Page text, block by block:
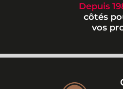
Depuis
côtés
vos